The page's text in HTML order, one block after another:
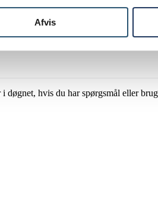
Afvis
døgnet, hvis du har spørgsmål eller